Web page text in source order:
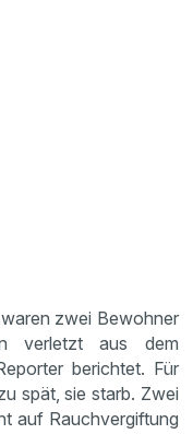
zwei Bewohner
verletzt aus dem
berichtet. Für
spät, sie starb. Zwei
auf Rauchvergiftung